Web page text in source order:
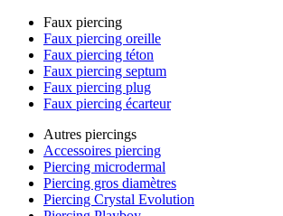
Faux piercing
Faux piercing oreille
Faux piercing téton
Faux piercing septum
Faux piercing plug
Faux piercing écarteur
Autres piercings
Accessoires piercing
Piercing microdermal
Piercing gros diamètres
Piercing Crystal Evolution